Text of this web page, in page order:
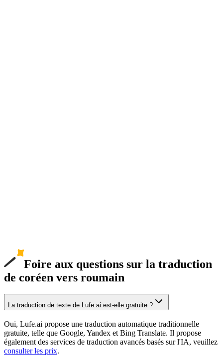
Foire aux questions sur la traduction
de coréen vers roumain
La traduction de texte de Lufe.ai est-elle gratuite ?
Oui, Lufe.ai propose une traduction automatique traditionnelle
gratuite, telle que Google, Yandex et Bing Translate. Il propose
également des services de traduction avancés basés sur l'IA, veuillez
consulter les prix.